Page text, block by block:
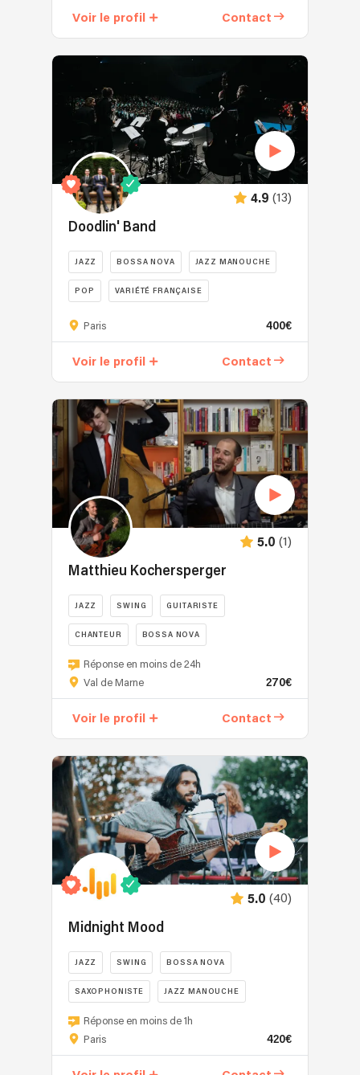
Voir le profil Contact
4.9 (13)
Doodlin' Band
JAZZ BOSSA NOVA JAZZ MANOUCHE
POP VARIÉTÉ FRANÇAISE
Paris 400€
Voir le profil Contact
5.0 (1)
Matthieu Kochersperger
JAZZ SWING GUITARISTE
CHANTEUR BOSSA NOVA
Réponse en moins de 24h
Val de Marne
270€
Voir le profil Contact
5.0 (40)
Midnight Mood
JAZZ SWING BOSSA NOVA
SAXOPHONISTE JAZZ MANOUCHE
Réponse en moins de 1h
Paris
420€